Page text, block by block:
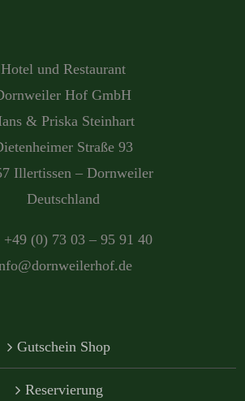
Hotel und Restaurant
Hof GmbH
& Priska Steinhart
Straße 93
Illertissen – Dornweiler
Deutschland
+49 (0) 73 03 – 95 91 40
Gutschein Shop
Reservierung